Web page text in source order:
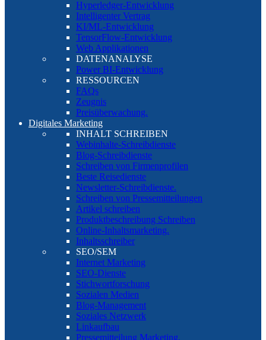
Hyperledger-Entwicklung
Intelligenter Vertrag
KI/ML-Entwicklung
TensorFlow-Entwicklung
Web Applikationen
DATENANALYSE
Power BI-Entwicklung
RESSOURCEN
FAQs
Zeugnis
Preisüberwachung.
Digitales Marketing
INHALT SCHREIBEN
Webinhalte-Schreibdienste
Blog-Schreibdienste
Schreiben von Firmenprofilen
Beste Reisedienste
Newsletter-Schreibdienste.
Schreiben von Pressemitteilungen
Artikel schreiben
Produktbeschreibung Schreiben
Online-Inhaltsmarketing.
Inhaltsschreiber
SEO/SEM
Internet Marketing
SEO-Dienste
Stichwortforschung
Sozialen Medien
Blog-Management
Soziales Netzwerk
Linkaufbau
Pressemitteilung Marketing.